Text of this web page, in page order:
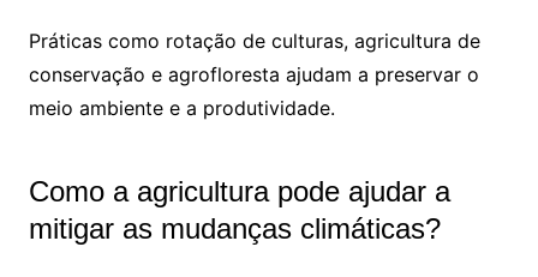
Práticas como rotação de culturas, agricultura de
conservação e agrofloresta ajudam a preservar o
meio ambiente e a produtividade.
Como a agricultura pode ajudar a
mitigar as mudanças climáticas?